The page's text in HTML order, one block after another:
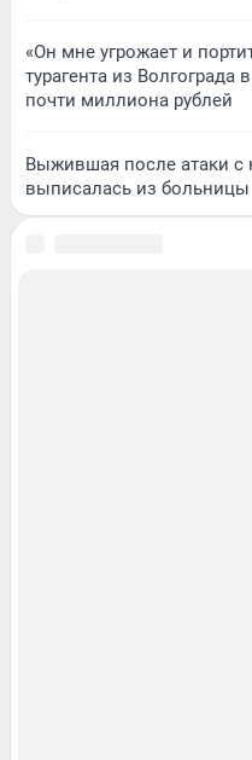
«Он мне угрожает и
турагента из
почти миллиона рублей
Выжившая после атаки с
выписалась из больницы